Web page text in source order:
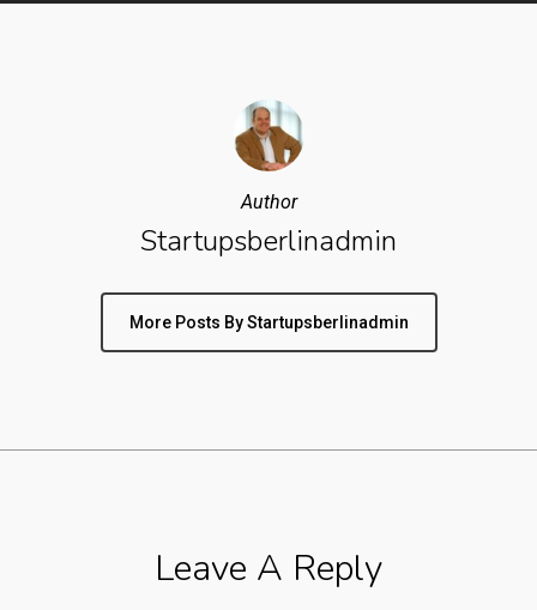
Author
Startupsberlinadmin
More Posts By Startupsberlinadmin
Leave A Reply